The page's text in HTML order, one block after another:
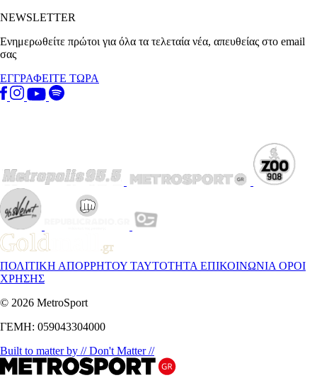
NEWSLETTER
Ενημερωθείτε πρώτοι για όλα τα τελεταία νέα, απευθείας στο email
σας
ΕΓΓΡΑΦΕΙΤΕ ΤΩΡΑ
ΠΟΛΙΤΙΚΗ ΑΠΟΡΡΗΤΟΥ ΤΑΥΤΟΤΗΤΑ ΕΠΙΚΟΙΝΩΝΙΑ ΟΡΟΙ
ΧΡΗΣΗΣ
© 2026 MetroSport
ΓΕΜΗ: 059043304000
Built to matter by // Don't Matter //